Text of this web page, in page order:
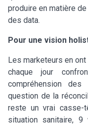
produire en matière
des data.
Pour une vision
Les marketeurs en
chaque jour
compréhension
question de la
reste un vrai casse-
situation sanitaire,